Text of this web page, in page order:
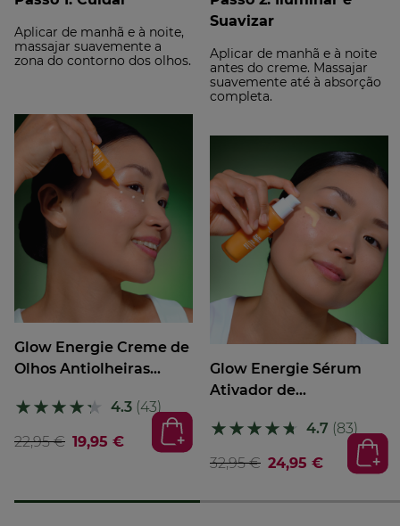
Textura: óleo confortável
Tipo de pele: todos os tipos, mesmo mista e oleosa
Fórmula: 99% de ingredientes de origem natural
CONSELHOS DE UTILIZAÇÃO
Agitar antes de utilizar. Aplicar à noite no rosto
limpo.
Fórmula não comedogénica, testada sob controlo dermatológico.
(1) Benefícios para a pele semelhantes aos da melatonina: antioxidante e protetora
Formato: Frasco 30.00
Aplicar de manhã e à noite,
massajar suavemente a
zona do contorno dos olhos.
Glow Energie Creme de
Olhos Antiolheiras...
★★★★★
★★★★★ 4.3 (43)
22,95 € 19,95 €
Suavizar
Aplicar de manhã e à noite
antes do creme. Massajar
suavemente até à absorção
completa.
Glow Energie Sérum
Ativador de...
★★★★★
★★★★★ 4.7 (83)
32,95 € 24,95 €